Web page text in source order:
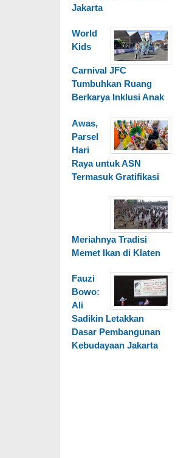
Jakarta
World
Kids
Carnival JFC
Tumbuhkan Ruang
Berkarya Inklusi Anak
Awas,
Parsel
Hari
Raya untuk ASN
Termasuk Gratifikasi
Meriahnya Tradisi
Memet Ikan di Klaten
Fauzi
Bowo:
Ali
Sadikin Letakkan
Dasar Pembangunan
Kebudayaan Jakarta